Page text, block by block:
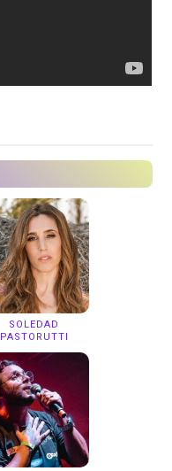
SOLEDAD
PASTORUTTI